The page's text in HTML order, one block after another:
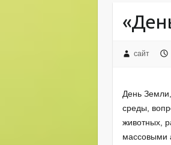
сайт
День
среды,
животных,
массовыми